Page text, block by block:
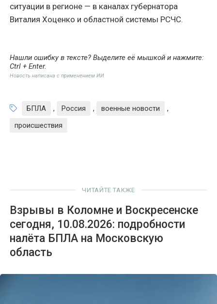
ситуации в регионе — в каналах губернатора
Виталия Хоценко и областной системы РСЧС.
Нашли ошибку в тексте? Выделите её мышкой и нажмите:
Ctrl + Enter.
Новость написана с применением ИИ
БПЛА , Россия , военные новости
,
происшествия
ЧИТАЙТЕ ТАКЖЕ
Взрывы в Коломне и Воскресенске
сегодня, 10.08.2026: подробности
налёта БПЛА на Московскую
область